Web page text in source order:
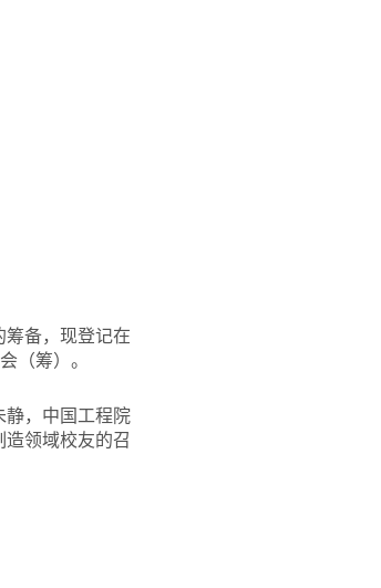
筹备，现登记在
（筹）。
静，中国工程院
领域校友的召